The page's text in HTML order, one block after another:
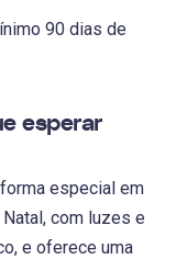
90 dias de
esperar
especial em
com luzes e
e oferece uma